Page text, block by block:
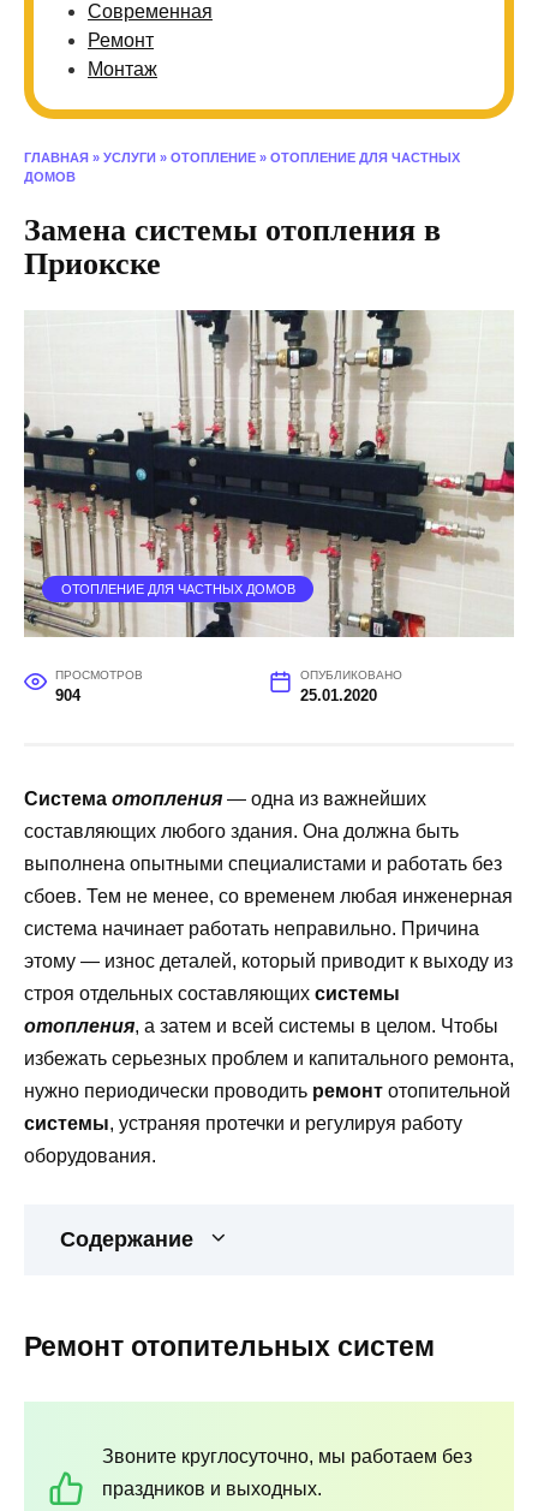
Современная
Ремонт
Монтаж
ГЛАВНАЯ » УСЛУГИ » ОТОПЛЕНИЕ » ОТОПЛЕНИЕ ДЛЯ ЧАСТНЫХ
ДОМОВ
Замена системы отопления в
Приокске
ОТОПЛЕНИЕ ДЛЯ ЧАСТНЫХ ДОМОВ
ПРОСМОТРОВ
904
ОПУБЛИКОВАНО
25.01.2020
Система отопления — одна из важнейших
составляющих любого здания. Она должна быть
выполнена опытными специалистами и работать без
сбоев. Тем не менее, со временем любая инженерная
система начинает работать неправильно. Причина
этому — износ деталей, который приводит к выходу из
строя отдельных составляющих системы
отопления, а затем и всей системы в целом. Чтобы
избежать серьезных проблем и капитального ремонта,
нужно периодически проводить ремонт отопительной
системы, устраняя протечки и регулируя работу
оборудования.
Содержание
Ремонт отопительных систем
Звоните круглосуточно, мы работаем без
праздников и выходных.